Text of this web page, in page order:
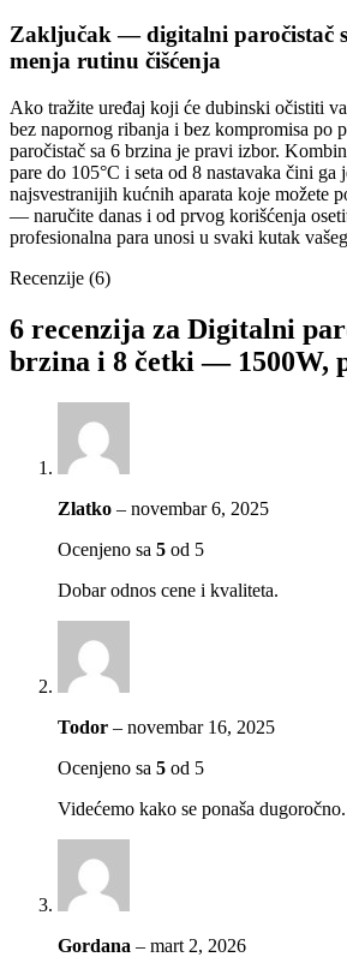
Zaključak — digitalni paročistač
menja rutinu čišćenja
Ako tražite uređaj koji će dubinski očistiti
bez napornog ribanja i bez kompromisa po
paročistač sa 6 brzina je pravi izbor.
pare do 105°C i seta od 8 nastavaka čini ga
najsvestranijih kućnih aparata koje možete
— naručite danas i od prvog korišćenja
profesionalna para unosi u svaki kutak
Recenzije (6)
6 recenzija za Digitalni
brzina i 8 četki — 1500W,
Zlatko – novembar 6, 2025
Ocenjeno sa 5 od 5
Dobar odnos cene i kvaliteta.
Todor – novembar 16, 2025
Ocenjeno sa 5 od 5
Videćemo kako se ponaša dugoročno.
Gordana – mart 2, 2026